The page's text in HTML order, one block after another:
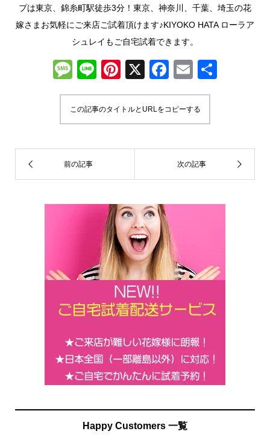
プは東京、錦糸町駅徒歩3分！東京、神奈川、千葉、埼玉の花
嫁さまお気軽にご来店ご試着頂けます♪KIYOKO HATA ローラア
シュレイもご自宅試着できます。
M
e
ss
a
g
e
Li
n
e
Pi
nt
er
e
st
X
F
a
c
e
b
o
o
k
E
m
ail
この記事のタイトルとURLをコピーする
Happy Customers 一覧